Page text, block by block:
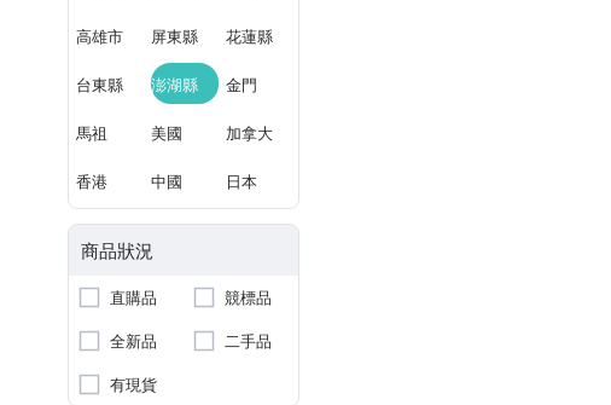
高雄市 屏東縣 花蓮縣
台東縣 澎湖縣 金門
馬祖 美國 加拿大
香港 中國 日本
商品狀況
直購品
競標品
全新品
二手品
有現貨